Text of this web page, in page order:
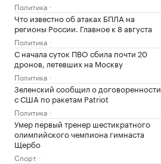
Политика
Что известно об атаках БПЛА на
регионы России. Главное к 8 августа
Политика
С начала суток ПВО сбила почти 20
дронов, летевших на Москву
Политика
Зеленский сообщил о договоренности
с США по ракетам Patriot
Политика
Умер первый тренер шестикратного
олимпийского чемпиона гимнаста
Щербо
Спорт